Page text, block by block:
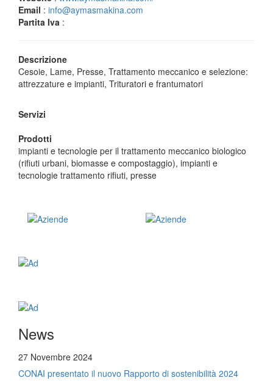
Email : info@aymasmakina.com
Partita Iva :
Descrizione
Cesoie, Lame, Presse, Trattamento meccanico e selezione:
attrezzature e impianti, Trituratori e frantumatori
Servizi
Prodotti
impianti e tecnologie per il trattamento meccanico biologico
(rifiuti urbani, biomasse e compostaggio), impianti e
tecnologie trattamento rifiuti, presse
News
27 Novembre 2024
CONAI presentato il nuovo Rapporto di sostenibilità 2024